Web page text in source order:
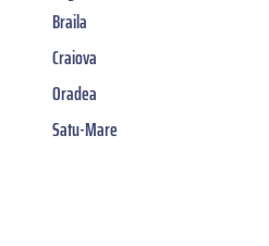
Braila
Craiova
Oradea
Satu-Mare